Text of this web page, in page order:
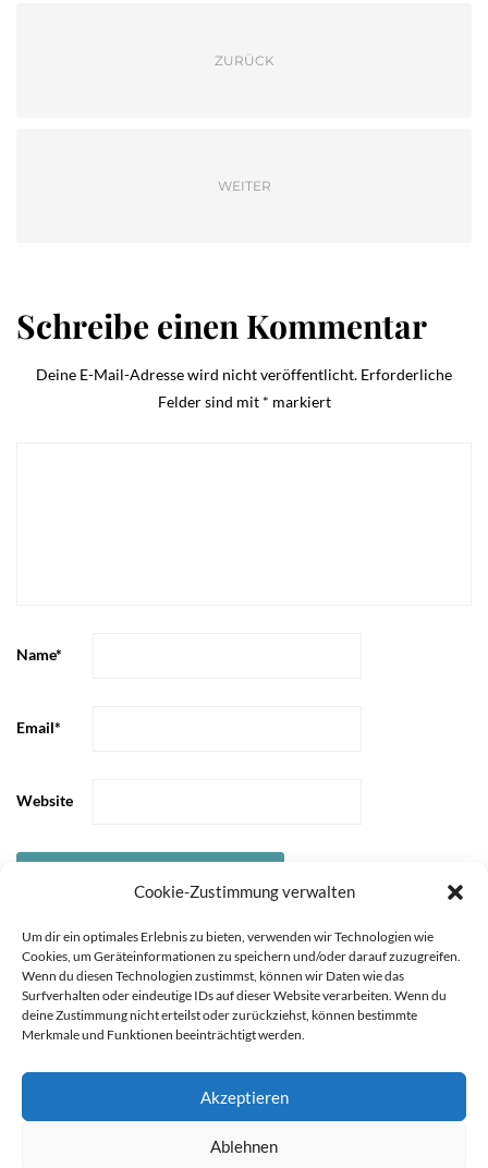
Cookie-Zustimmung verwalten
Um dir ein optimales Erlebnis zu bieten, verwenden wir Technologien wie
Cookies, um Geräteinformationen zu speichern und/oder darauf zuzugreifen.
Wenn du diesen Technologien zustimmst, können wir Daten wie das
Surfverhalten oder eindeutige IDs auf dieser Website verarbeiten. Wenn du
deine Zustimmung nicht erteilst oder zurückziehst, können bestimmte
Merkmale und Funktionen beeinträchtigt werden.
Akzeptieren
Ablehnen
ZURÜCK
WEITER
Schreibe einen Kommentar
Deine E-Mail-Adresse wird nicht veröffentlicht. Erforderliche
Felder sind mit * markiert
Name*
Email*
Website
STARTSEITE
ÜBER
KOOPERATIONEN
Sie können die Erfassung Ihrer Daten durch Google Analytics
verhindern, indem Sie auf folgenden Link klicken. Es wird ein